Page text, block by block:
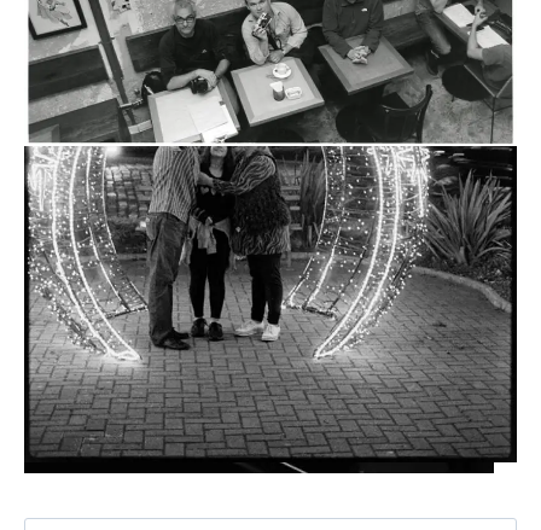
obrigatórios são marcados com*
Comentário*
Nome*